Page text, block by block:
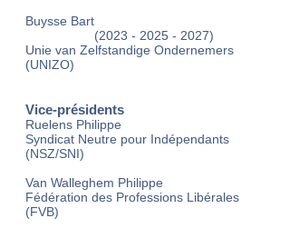
Buysse Bart
(2023 - 2025 - 2027)
Unie van Zelfstandige Ondernemers
(UNIZO)
Vice-présidents
Ruelens Philippe
Syndicat Neutre pour Indépendants
(NSZ/SNI)
Van Walleghem Philippe
Fédération des Professions Libérales
(FVB)